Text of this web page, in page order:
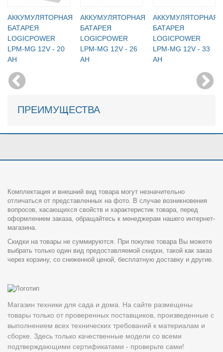
АККУМУЛЯТОРНАЯ
БАТАРЕЯ
LOGICPOWER
LPM-MG 12V - 20
AH
АККУМУЛЯТОРНАЯ
БАТАРЕЯ
LOGICPOWER
LPM-MG 12V - 26
AH
АККУМУЛЯТОРНАЯ
БАТАРЕЯ
LOGICPOWER
LPM-MG 12V - 33
AH
ПРЕИМУЩЕСТВА
Комплектация и внешний вид товара могут незначительно
отличаться от представленных на фото. В случае возникновения
вопросов, касающихся свойств и характеристик товара, перед
оформлением заказа, обращайтесь к менеджерам нашего интернет-
магазина.
Скидки на товары не суммируются. При покупке товара Вы можете
выбрать только один вид предоставляемой скидки, такой как заказ
через корзину, со сниженной ценой, бесплатную доставку и другие.
Магазин техники для сада и дома. На сайте размещены
товары только от проверенных поставщиков, произведенные с
выполнением всех технических требований к материалам и
сборке. Здесь только качественные модели со всеми
подтверждающими сертификатами - проверьте сами!